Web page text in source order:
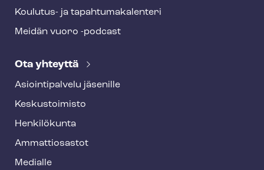
Koulutus- ja ta­pah­tu­ma­ka­len­te­ri
Meidän vuoro -podcast
Ota yhteyttä
Asioin­ti­pal­ve­lu jäsenille
Keskustoimisto
Henkilökunta
Ammattiosastot
Medialle